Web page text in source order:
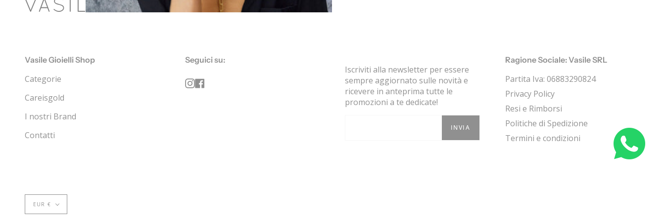
Vasile Gioielli Shop
Categorie
Careisgold
I nostri Brand
Contatti
Seguici su:
Instagram
Facebook
Iscriviti alla newsletter per essere
sempre aggiornato sulle novità e
ricevere in anteprima tutte le
promozioni a te dedicate!
INVIA
Ragione Sociale: Vasile SRL
Partita Iva: 06883290824
Privacy Policy
Resi e Rimborsi
Politiche di Spedizione
Termini e condizioni
EUR €